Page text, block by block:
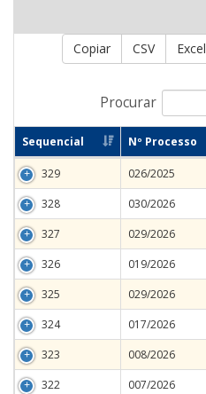
Copiar CSV Excel
Procurar
Sequencial Nº Processo
329 026/2025
328
030/2026
327
029/2026
326
019/2026
325
029/2026
324
017/2026
323
008/2026
322
007/2026